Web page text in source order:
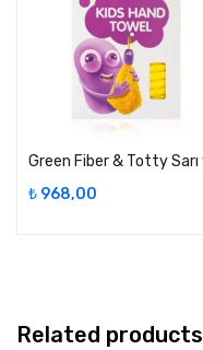
₺ 968,00
Related products